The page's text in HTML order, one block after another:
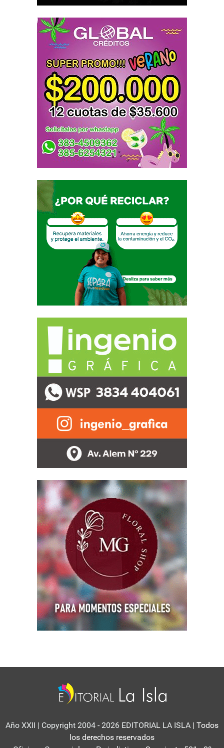
Año XXII | Copyright 2004 - 2026 EDITORIAL LA ISLA | Todos
los derechos reservados